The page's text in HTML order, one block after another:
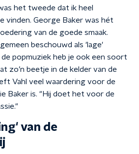
het tweede dat ik heel
vinden. George Baker was hét
van de goede smaak.
beschouwd als 'lage'
de popmuziek heb je ook een soort
zo’n beetje in de kelder van de
Vahl veel waardering voor de
Baker is. "Hij doet het voor de
van de